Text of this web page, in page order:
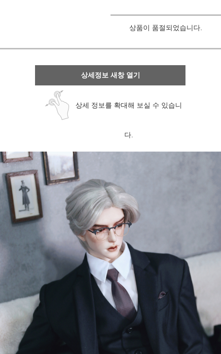
상품이 품절되었습니다.
상세정보 새창 열기
상세 정보를 확대해 보실 수 있습니
다.